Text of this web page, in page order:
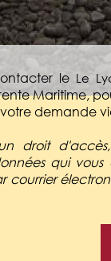
le Le
Maritime,
demande
droit
qui
courrier